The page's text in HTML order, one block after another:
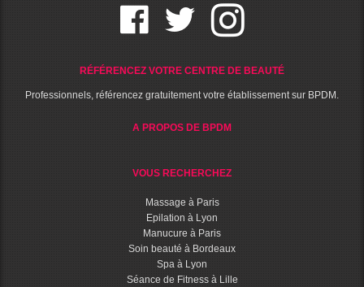
RÉFÉRENCEZ VOTRE CENTRE DE BEAUTÉ
Professionnels, référencez gratuitement votre établissement sur BPDM.
A PROPOS DE BPDM
VOUS RECHERCHEZ
Massage à Paris
Epilation à Lyon
Manucure à Paris
Soin beauté à Bordeaux
Spa à Lyon
Séance de Fitness à Lille